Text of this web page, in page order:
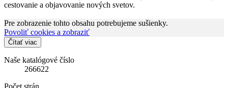
cestovanie a objavovanie nových svetov.
Pre zobrazenie tohto obsahu potrebujeme sušienky.
Povoliť cookies a zobraziť
Čítať viac
Naše katalógové číslo
266622